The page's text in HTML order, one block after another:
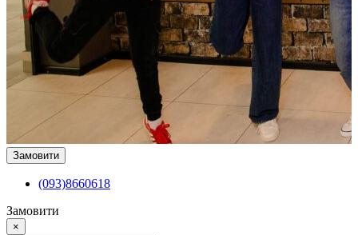
Замовити
(093)8660618
Замовити
×